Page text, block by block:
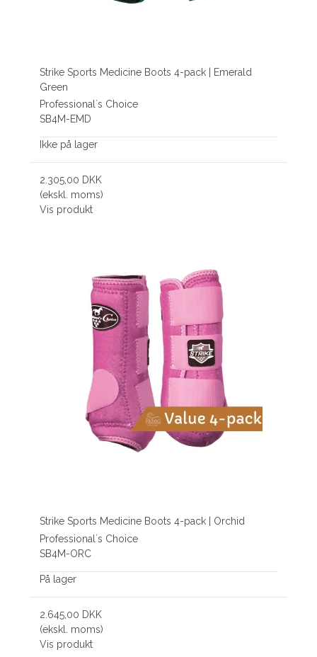
Strike Sports Medicine Boots 4-pack | Emerald
Green
Professional´s Choice
SB4M-EMD
Ikke på lager
2.305,00 DKK
(ekskl. moms)
Vis produkt
Strike Sports Medicine Boots 4-pack | Orchid
Professional´s Choice
SB4M-ORC
På lager
2.645,00 DKK
(ekskl. moms)
Vis produkt